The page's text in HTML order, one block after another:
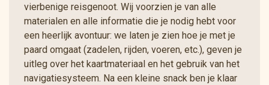
vierbenige reisgenoot. Wij voorzien je van alle
materialen en alle informatie die je nodig hebt voor
een heerlijk avontuur: we laten je zien hoe je met je
paard omgaat (zadelen, rijden, voeren, etc.), geven je
uitleg over het kaartmateriaal en het gebruik van het
navigatiesysteem. Na een kleine snack ben je klaar